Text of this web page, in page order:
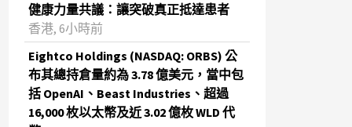
健康力量共議：讓突破真正抵達患者
香港, 6小時前
Eightco Holdings (NASDAQ: ORBS) 公
布其總持倉量約為 3.78 億美元，當中包
括 OpenAI、Beast Industries、超過
16,000 枚以太幣及近 3.02 億枚 WLD 代